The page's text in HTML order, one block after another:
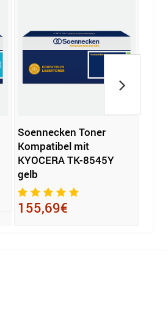
Soennecken Toner
Kompatibel mit
KYOCERA TK-8545Y
gelb
155,69€